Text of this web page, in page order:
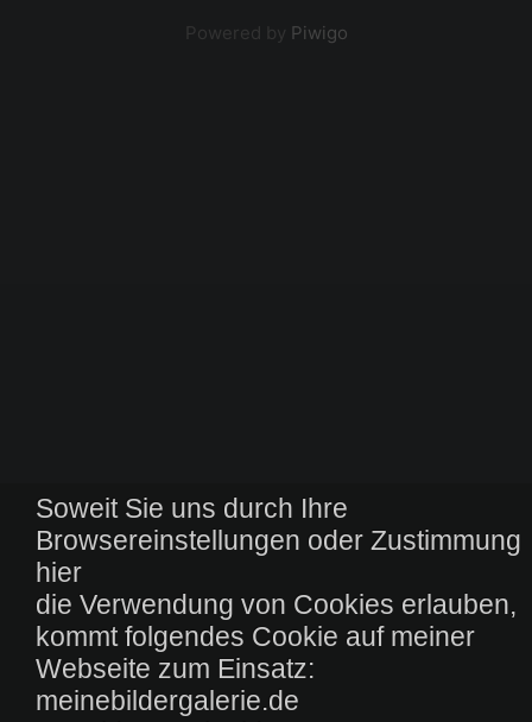
Soweit Sie uns durch Ihre
Browsereinstellungen oder Zustimmung
hier
die Verwendung von Cookies erlauben,
kommt folgendes Cookie auf meiner
Webseite zum Einsatz:
meinebildergalerie.de
Powered by Piwigo